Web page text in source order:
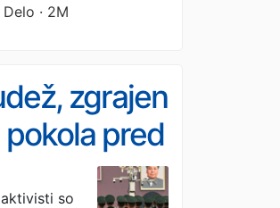
Delo · 2M
zgrajen
pred
so